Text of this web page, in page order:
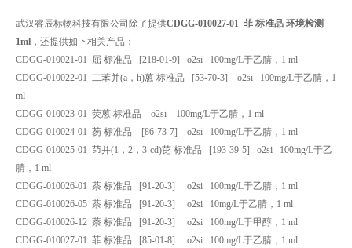
武汉睿辰标物科技有限公司除了提供CDGG-010027-01​ 菲 标准品 环境检测
1ml ，还提供如下相关产品：
CDGG-010021-01 屈 标准品 [218-01-9] o2si 100mg/L于乙腈，1 ml
CDGG-010022-01 二苯并(a，h)蒽 标准品 [53-70-3] o2si 100mg/L于乙腈，1
ml
CDGG-010023-01 荧蒽 标准品 o2si 100mg/L于乙腈，1 ml
CDGG-010024-01 芴 标准品 [86-73-7] o2si 100mg/L于乙腈，1 ml
CDGG-010025-01 茚并(1，2，3-cd)芘 标准品 [193-39-5] o2si 100mg/L于乙
腈，1 ml
CDGG-010026-01 萘 标准品 [91-20-3] o2si 100mg/L于乙腈，1 ml
CDGG-010026-05 萘 标准品 [91-20-3] o2si 10mg/L于乙腈，1 ml
CDGG-010026-12 萘 标准品 [91-20-3] o2si 100mg/L于甲醇，1 ml
CDGG-010027-01 菲 标准品 [85-01-8] o2si 100mg/L于乙腈，1 ml